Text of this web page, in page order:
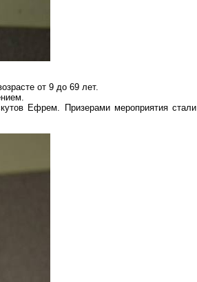
от 9 до 69 лет.
Ефрем. Призерами мероприятия стали